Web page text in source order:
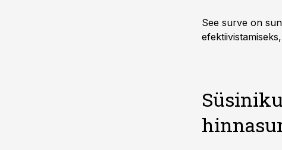
See surve on